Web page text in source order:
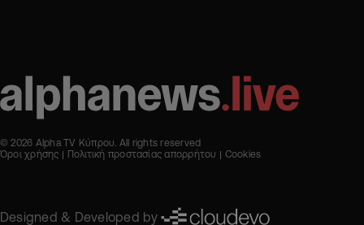
© 2026 Alpha TV Κύπρου. All rights reserved
Όροι χρήσης
Πολιτική προστασίας απορρήτου Cookies
Designed & Developed by